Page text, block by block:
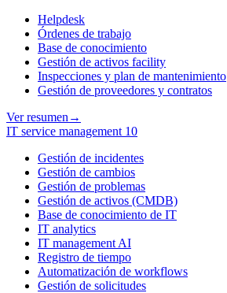
Helpdesk
Órdenes de trabajo
Base de conocimiento
Gestión de activos facility
Inspecciones y plan de mantenimiento
Gestión de proveedores y contratos
Ver resumen →
IT service management 10
Gestión de incidentes
Gestión de cambios
Gestión de problemas
Gestión de activos (CMDB)
Base de conocimiento de IT
IT analytics
IT management AI
Registro de tiempo
Automatización de workflows
Gestión de solicitudes